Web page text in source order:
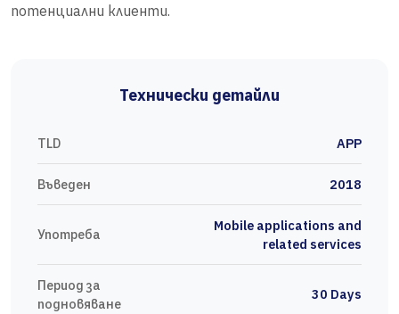
потенциални клиенти.
Технически детайли
TLD APP
Въведен 2018
Употреба
Mobile applications and
related services
Период за
подновяване
30 Days